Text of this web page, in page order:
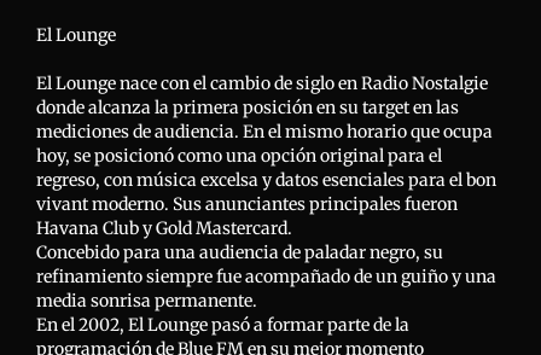
El Lounge
El Lounge nace con el cambio de siglo en Radio Nostalgie
donde alcanza la primera posición en su target en las
mediciones de audiencia. En el mismo horario que ocupa
hoy, se posicionó como una opción original para el
regreso, con música excelsa y datos esenciales para el bon
vivant moderno. Sus anunciantes principales fueron
Havana Club y Gold Mastercard.
Concebido para una audiencia de paladar negro, su
refinamiento siempre fue acompañado de un guiño y una
media sonrisa permanente.
En el 2002, El Lounge pasó a formar parte de la
programación de Blue FM en su mejor momento